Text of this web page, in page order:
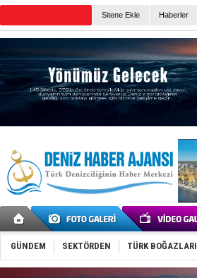
Sitene Ekle Haberler
GÜNDEM SEKTÖRDEN TÜRK BOĞAZLARI